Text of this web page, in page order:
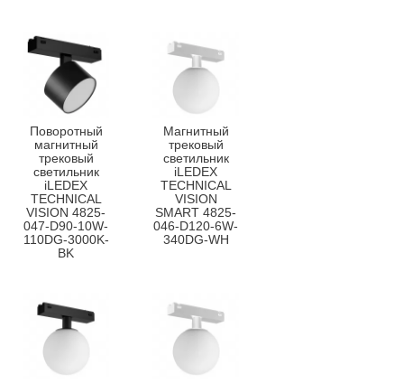
Поворотный
магнитный
трековый
светильник
iLEDEX
TECHNICAL
VISION 4825-
047-D90-10W-
110DG-3000K-
BK
Магнитный
трековый
светильник
iLEDEX
TECHNICAL
VISION
SMART 4825-
046-D120-6W-
340DG-WH